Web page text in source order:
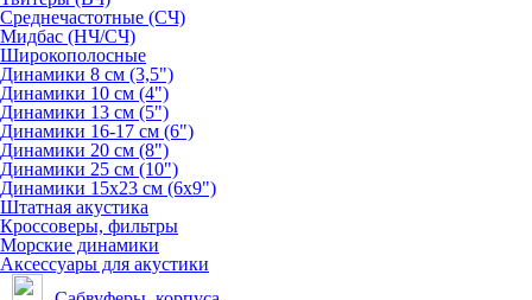
Среднечастотные (СЧ)
Мидбас (НЧ/СЧ)
Широкополосные
Динамики 8 см (3,5")
Динамики 10 см (4")
Динамики 13 см (5")
Динамики 16-17 см (6")
Динамики 20 см (8")
Динамики 25 см (10")
Динамики 15х23 см (6х9")
Штатная акустика
Кроссоверы, фильтры
Морские динамики
Аксессуары для акустики